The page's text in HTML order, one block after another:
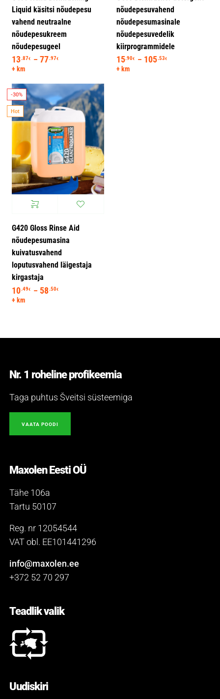
Liquid käsitsi nõudepesu
vahend neutraalne
nõudepesukreem
nõudepesugeel
13.87€ – 77.97€ Hinnavahemik: 13.87€ kuni 77.97€
+ km
nõudepesuvahend
nõudepesumasinale
nõudepesuvedelik
kiirprogrammidele
15.90€ – 105.53€
+ km
-30%
Hot
G420 Gloss Rinse Aid
nõudepesumasina
kuivatusvahend
loputusvahend läigestaja
kirgastaja
10.49€ – 58.50€
+ km
Nr. 1 roheline profikeemia
Taga puhtus Šveitsi süsteemiga
VAATA POODI
Maxolen Eesti OÜ
Tähe 106a
Tartu 50107
Reg. nr 12054544
VAT obl. EE101441296
info@maxolen.ee
+372 52 70 297
Teadlik valik
Uudiskiri